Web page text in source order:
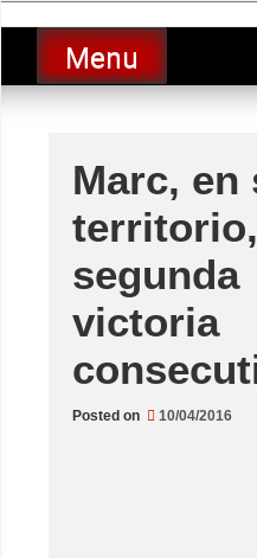
to
contentLucio
Menu
Marc, en
territorio,
segunda
victoria
Posted on 10/04/2016